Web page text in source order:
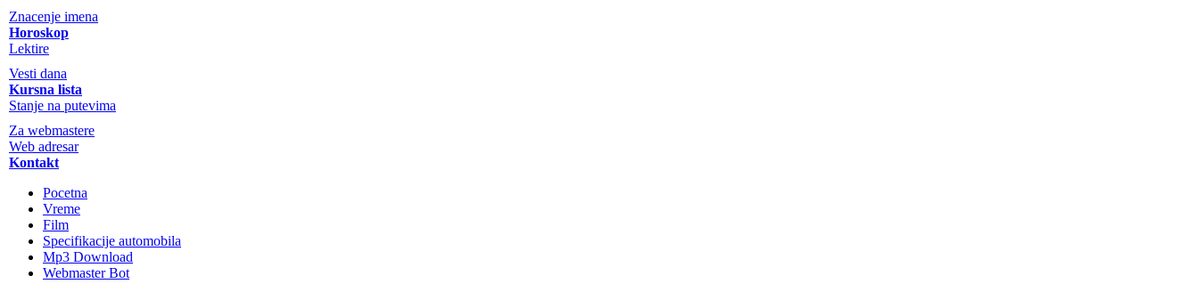
Znacenje imena
Horoskop
Lektire
Vesti dana
Kursna lista
Stanje na putevima
Za webmastere
Web adresar
Kontakt
Pocetna
Vreme
Film
Specifikacije automobila
Mp3 Download
Webmaster Bot